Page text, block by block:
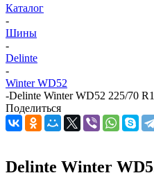
Каталог
-
Шины
-
Delinte
-
Winter WD52
-Delinte Winter WD52 225/70
Поделиться
Delinte Winter